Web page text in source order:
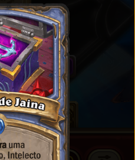
DE CARDS